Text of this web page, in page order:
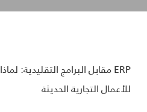
للأعمال التجارية الحديثة